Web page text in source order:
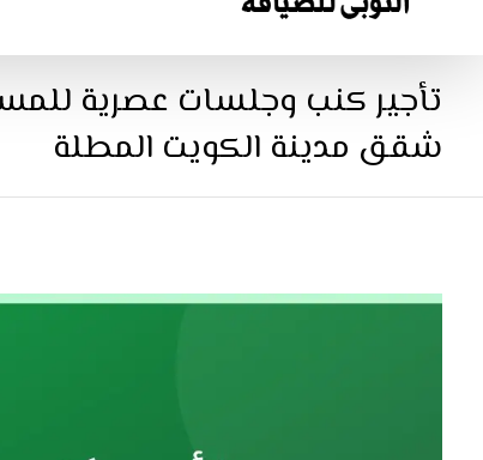
تأجير كنب وجلسات عصرية
شقق مدينة الكويت المطلة